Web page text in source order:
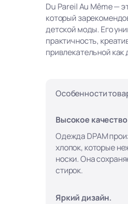
Du Pareil Au Même —
который
детской моды. Его
практичность,
привлекательной как
Особенности
Высокое
Одежда DPAM
хлопок, которые
носки. Она
стирок.
Яркий дизайн.